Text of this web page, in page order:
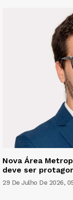
Nova Área
deve ser
29 De Julho De 2026,